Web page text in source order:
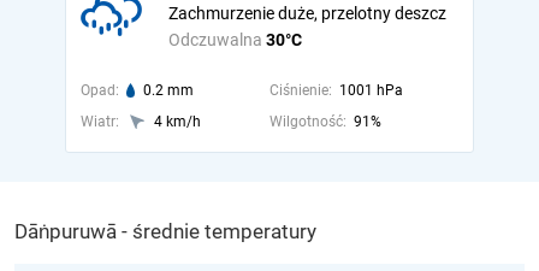
Odczuwalna 30°C
Zachmurzenie duże, przelotny deszcz
Opad: 0.2 mm Ciśnienie: 1001 hPa
Wiatr:
4 km/h Wilgotność: 91%
Dāṅpuruwā - średnie temperatury